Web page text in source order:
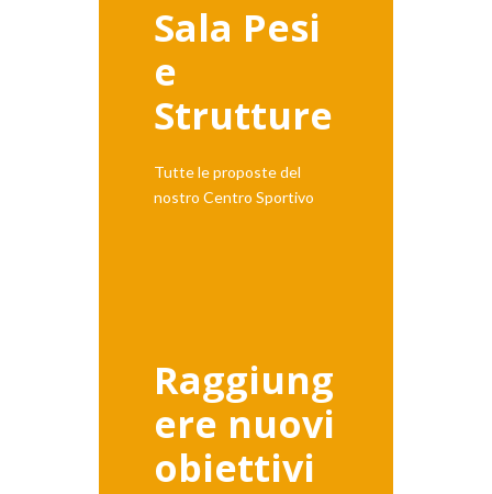
Sala Pesi
e
Strutture
Tutte le proposte del
nostro Centro Sportivo
Raggiung
ere nuovi
obiettivi